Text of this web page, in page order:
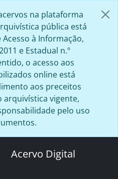
na plataforma
pública está
à Informação,
e Estadual n.º
o acesso aos
online está
aos preceitos
arquivística vigente,
pelo uso
Acervo Digital